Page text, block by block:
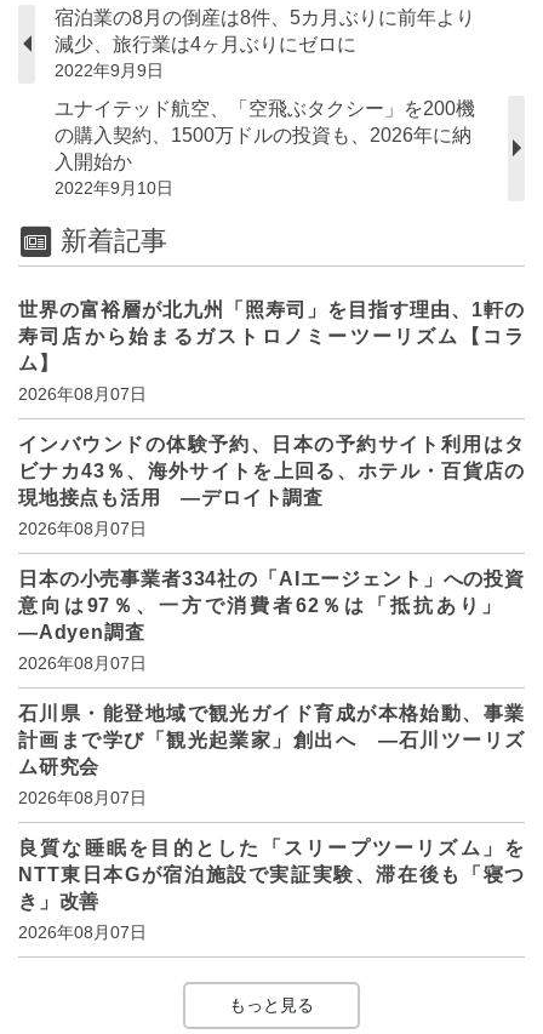
宿泊業の8月の倒産は8件、5カ月ぶりに前年より
減少、旅行業は4ヶ月ぶりにゼロに
2022年9月9日
ユナイテッド航空、「空飛ぶタクシー」を200機
の購入契約、1500万ドルの投資も、2026年に納
入開始か
2022年9月10日
新着記事
世界の富裕層が北九州「照寿司」を目指す理由、1軒の
寿司店から始まるガストロノミーツーリズム【コラ
ム】
2026年08月07日
インバウンドの体験予約、日本の予約サイト利用はタ
ビナカ43％、海外サイトを上回る、ホテル・百貨店の
現地接点も活用 ―デロイト調査
2026年08月07日
日本の小売事業者334社の「AIエージェント」への投資
意向は97％、一方で消費者62％は「抵抗あり」
―Adyen調査
2026年08月07日
石川県・能登地域で観光ガイド育成が本格始動、事業
計画まで学び「観光起業家」創出へ ―石川ツーリズ
ム研究会
2026年08月07日
良質な睡眠を目的とした「スリープツーリズム」を
NTT東日本Gが宿泊施設で実証実験、滞在後も「寝つ
き」改善
2026年08月07日
もっと見る